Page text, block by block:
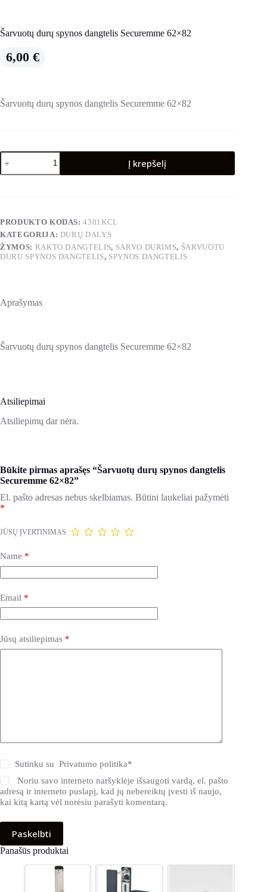
Šarvuotų durų spynos dangtelis Securemme 62×82
6,00 €
Šarvuotų durų spynos dangtelis Securemme 62×82
produkto
kiekis:
Šarvuotų
62x82
Į krepšelį
PRODUKTO KODAS:4301KCL
KATEGORIJA: DURŲ DALYS
ŽYMOS: RAKTO DANGTELIS, SARVO DURIMS, ŠARVUOTU
DURU SPYNOS DANGTELIS, SPYNOS DANGTELIS
Aprašymas
Šarvuotų durų spynos dangtelis Securemme 62×82
Atsiliepimai
Atsiliepimų dar nėra.
Būkite pirmas aprašęs “Šarvuotų durų spynos dangtelis
Securemme 62×82”
El. pašto adresas nebus skelbiamas. Būtini laukeliai pažymėti
*
JŪSŲ ĮVERTINIMAS
Name *
Email *
Jūsų atsiliepimas *
Sutinku suPrivatumo politika*
Noriu savo interneto naršyklėje išsaugoti vardą, el. pašto
adresą ir interneto puslapį, kad jų nebereiktų įvesti iš naujo,
kai kitą kartą vėl norėsiu parašyti komentarą.
Paskelbti
Panašūs produktai